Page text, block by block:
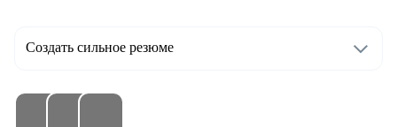
Создать сильное резюме